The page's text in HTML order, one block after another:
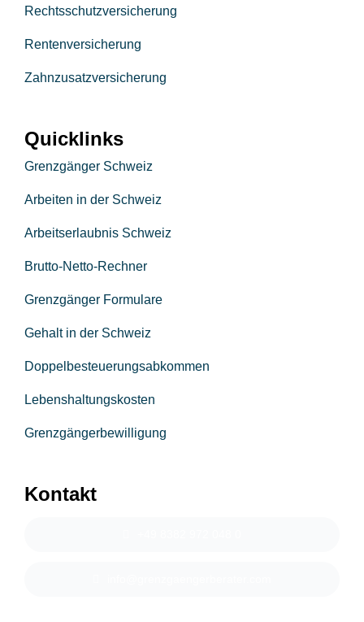
Rechtsschutzversicherung
Rentenversicherung
Zahnzusatzversicherung
Quicklinks
Grenzgänger Schweiz
Arbeiten in der Schweiz
Arbeitserlaubnis Schweiz
Brutto-Netto-Rechner
Grenzgänger Formulare
Gehalt in der Schweiz
Doppelbesteuerungsabkommen
Lebenshaltungskosten
Grenzgängerbewilligung
Kontakt